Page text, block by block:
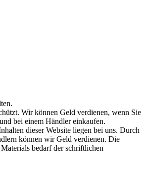
Wir können Geld verdienen, wenn Sie
bei einem Händler einkaufen.
dieser Website liegen bei uns. Durch
können wir Geld verdienen. Die
bedarf der schriftlichen